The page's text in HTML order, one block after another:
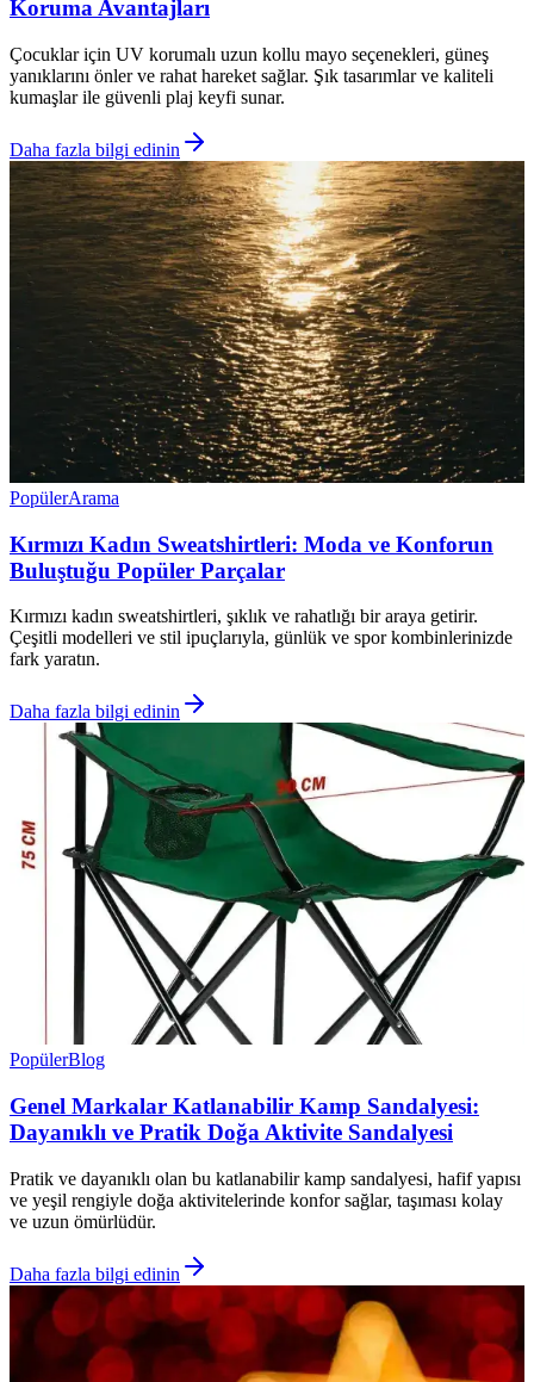
Koruma Avantajları
Çocuklar için UV korumalı uzun kollu mayo seçenekleri, güneş
yanıklarını önler ve rahat hareket sağlar. Şık tasarımlar ve kaliteli
kumaşlar ile güvenli plaj keyfi sunar.
Daha fazla bilgi edinin
PopülerArama
Kırmızı Kadın Sweatshirtleri: Moda ve Konforun
Buluştuğu Popüler Parçalar
Kırmızı kadın sweatshirtleri, şıklık ve rahatlığı bir araya getirir.
Çeşitli modelleri ve stil ipuçlarıyla, günlük ve spor kombinlerinizde
fark yaratın.
Daha fazla bilgi edinin
PopülerBlog
Genel Markalar Katlanabilir Kamp Sandalyesi:
Dayanıklı ve Pratik Doğa Aktivite Sandalyesi
Pratik ve dayanıklı olan bu katlanabilir kamp sandalyesi, hafif yapısı
ve yeşil rengiyle doğa aktivitelerinde konfor sağlar, taşıması kolay
ve uzun ömürlüdür.
Daha fazla bilgi edinin